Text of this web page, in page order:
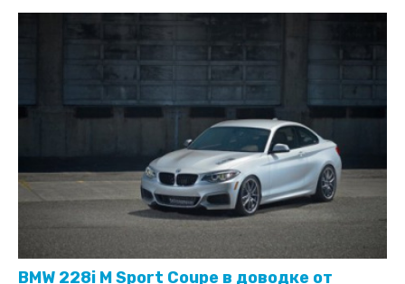
BMW 228i M Sport Coupe в доводке от